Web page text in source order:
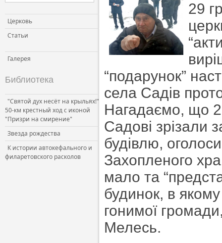
Церковь
Статьи
Галерея
Библиотека
"Святой дух несёт на крыльях!"
50-км крестный ход с иконой
"Призри на смирение"
Звезда рождества
К истории автокефального и
филаретовского расколов
29
“подарунок”
села Садів
Нагадаємо, що 2
Садові зрізали
будівлю,
Захопленого
мало та
будинок, в
гонимої
Мелесь.